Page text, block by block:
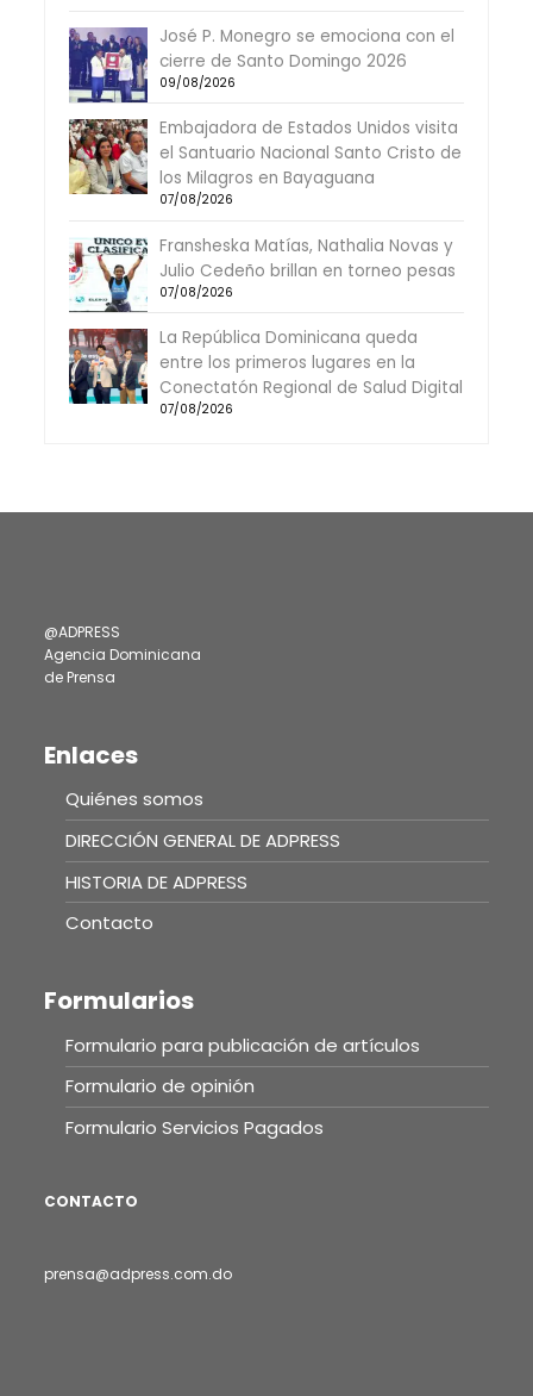
José P. Monegro se emociona con el
cierre de Santo Domingo 2026
09/08/2026
Embajadora de Estados Unidos visita
el Santuario Nacional Santo Cristo de
los Milagros en Bayaguana
07/08/2026
Fransheska Matías, Nathalia Novas y
Julio Cedeño brillan en torneo pesas
07/08/2026
La República Dominicana queda
entre los primeros lugares en la
Conectatón Regional de Salud Digital
07/08/2026
@ADPRESS
Agencia Dominicana
de Prensa
Enlaces
Quiénes somos
DIRECCIÓN GENERAL DE ADPRESS
HISTORIA DE ADPRESS
Contacto
Formularios
Formulario para publicación de artículos
Formulario de opinión
Formulario Servicios Pagados
CONTACTO
prensa@adpress.com.do